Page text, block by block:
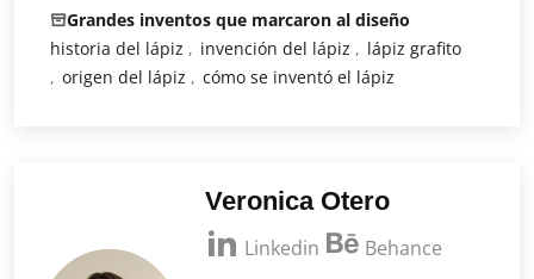
Grandes inventos que marcaron al diseño
historia del lápiz
invención del lápiz
lápiz grafito
origen del lápiz
cómo se inventó el lápiz
Veronica Otero
Linkedin
Behance